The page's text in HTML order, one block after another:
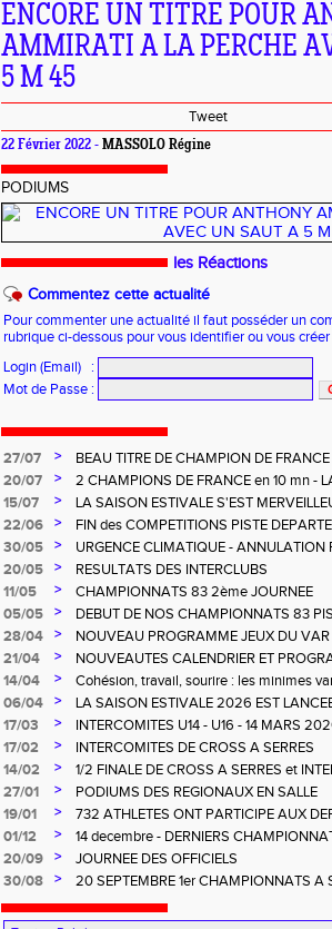
ENCORE UN TITRE POUR
AMMIRATI A LA PERCHE
5 M 45
Tweet
22 Février 2022 - MASSOLO Régine
PODIUMS
les Réactions
Commentez cette actualité
Pour commenter une actualité il faut posséder un
rubrique ci-dessous pour vous identifier ou vous
Login (Email)
:
Mot de Passe :
27/07 >
BEAU TITRE DE CHAMPION DE
CHARNOIS aux ELITES à ALBI
20/07 >
2 CHAMPIONS DE FRANCE en 10 mn -
MERVEILLEUSEMENT BIEN
15/07 >
LA SAISON ESTIVALE S'EST
POUR NOS U14 - U16
22/06 >
FIN des COMPETITIONS PISTE
REGIONALES
30/05 >
URGENCE CLIMATIQUE - ANNULATION
20/05
>
RESULTATS DES INTERCLUBS
11/05
>
CHAMPIONNATS 83 2ème JOURNEE
05/05
>
DEBUT DE NOS CHAMPIONNATS 83
28/04
>
NOUVEAU PROGRAMME JEUX DU VAR
21/04
>
NOUVEAUTES CALENDRIER ET
14/04
>
Cohésion, travail, sourire : les minimes
06/04
>
LA SAISON ESTIVALE 2026 EST
LA.
17/03 >
INTERCOMITES U14 - U16 - 14 MARS
17/02
>
INTERCOMITES DE CROSS A SERRES
14/02
>
1/2 FINALE DE CROSS A SERRES et
27/01
>
PODIUMS DES REGIONAUX EN SALLE
19/01
>
732 ATHLETES ONT PARTICIPE AUX
CROSS à LA CRAU
01/12 >
14 decembre - DERNIERS
20/09
>
JOURNEE DES OFFICIELS
30/08
>
20 SEPTEMBRE 1er CHAMPIONNATS A